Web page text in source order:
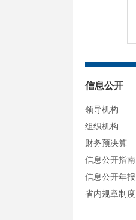
信息公开
领导机构
组织机构
财务预决算
信息公开指南
信息公开年报
省内规章制度